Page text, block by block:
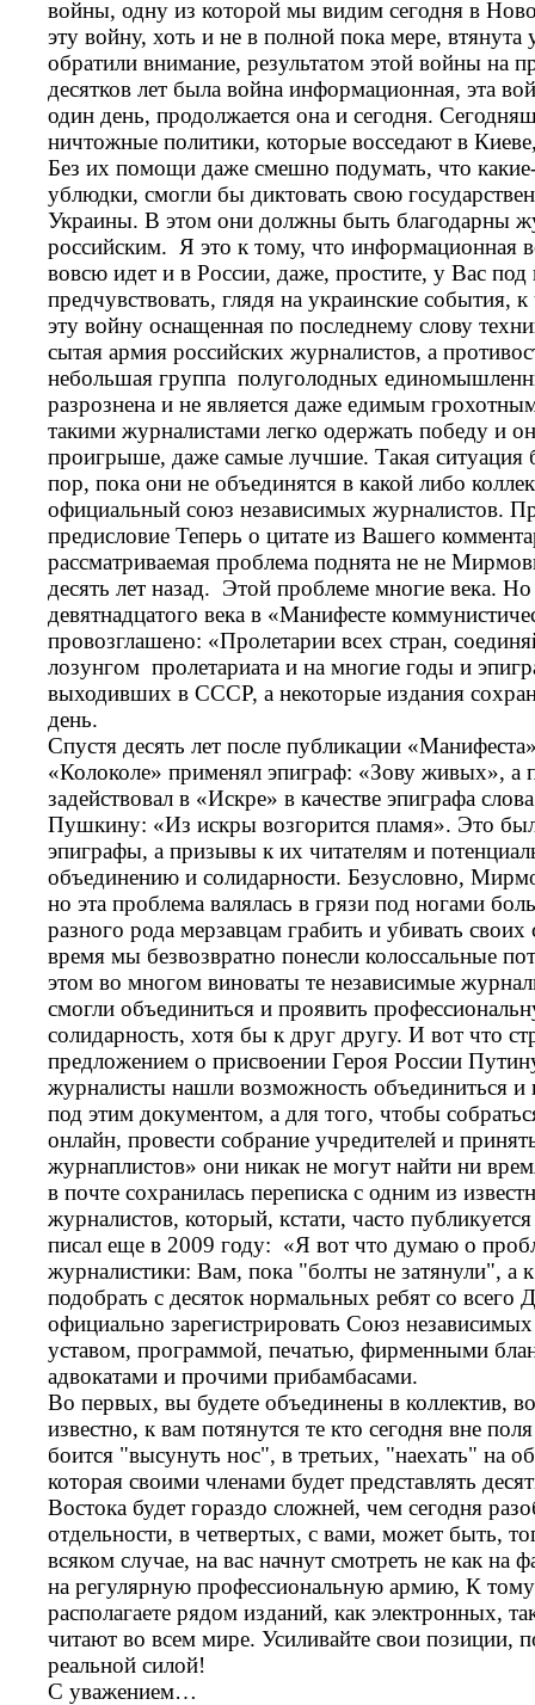
войны, одну из которой мы видим сегодня в
эту войну, хоть и не в полной пока мере,
обратили внимание, результатом этой войны на
десятков лет была война информационная, эта
один день, продолжается она и сегодня.
ничтожные политики, которые восседают в
Без их помощи даже смешно подумать, что
ублюдки, смогли бы диктовать свою
Украины. В этом они должны быть благодарны
российским. Я это к тому, что информационная
вовсю идет и в России, даже, простите, у Вас
предчувствовать, глядя на украинские события,
эту войну оснащенная по последнему слову
сытая армия российских журналистов, а
небольшая группа полуголодных
разрознена и не является даже едимым
такими журналистами легко одержать победу и
проигрыше, даже самые лучшие. Такая ситуация
пор, пока они не объединятся в какой либо
официальный союз независимых журналистов.
предисловие Теперь о цитате из Вашего
рассматриваемая проблема поднята не не
десять лет назад. Этой проблеме многие века. Но
девятнадцатого века в «Манифесте
провозглашено: «Пролетарии всех стран,
лозунгом пролетариата и на многие годы и
выходивших в СССР, а некоторые издания
Спустя десять лет после публикации
«Колоколе» применял эпиграф: «Зову живых», а
задействовал в «Искре» в качестве эпиграфа
Пушкину: «Из искры возгорится пламя». Это
эпиграфы, а призывы к их читателям и
объединению и солидарности. Безусловно,
но эта проблема валялась в грязи под ногами
разного рода мерзавцам грабить и убивать своих
время мы безвозвратно понесли колоссальные
этом во многом виноваты те независимые
смогли объединиться и проявить
солидарность, хотя бы к друг другу. И вот что
предложением о присвоении Героя России
журналисты нашли возможность объединиться и
под этим документом, а для того, чтобы
онлайн, провести собрание учредителей и
журнаплистов» они никак не могут найти ни
в почте сохранилась переписка с одним из
журналистов, который, кстати, часто
писал еще в 2009 году: «Я вот что думаю о
журналистики: Вам, пока "болты не затянули", а
подобрать с десяток нормальных ребят со всего
официально зарегистрировать Союз
уставом, программой, печатью, фирменными
адвокатами и прочими прибамбасами.
Во первых, вы будете объединены в коллектив,
известно, к вам потянутся те кто сегодня вне
боится "высунуть нос", в третьих, "наехать" на
которая своими членами будет представлять
Востока будет гораздо сложней, чем сегодня
отдельности, в четвертых, с вами, может быть,
всяком случае, на вас начнут смотреть не как на
на регулярную профессиональную армию, К
располагаете рядом изданий, как электронных,
читают во всем мире. Усиливайте свои позиции,
реальной силой!
С уважением…